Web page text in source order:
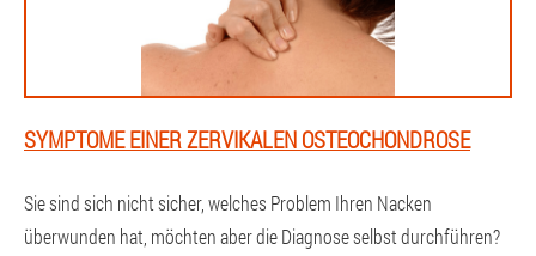
SYMPTOME EINER ZERVIKALEN OSTEOCHONDROSE
Sie sind sich nicht sicher, welches Problem Ihren Nacken
überwunden hat, möchten aber die Diagnose selbst durchführen?